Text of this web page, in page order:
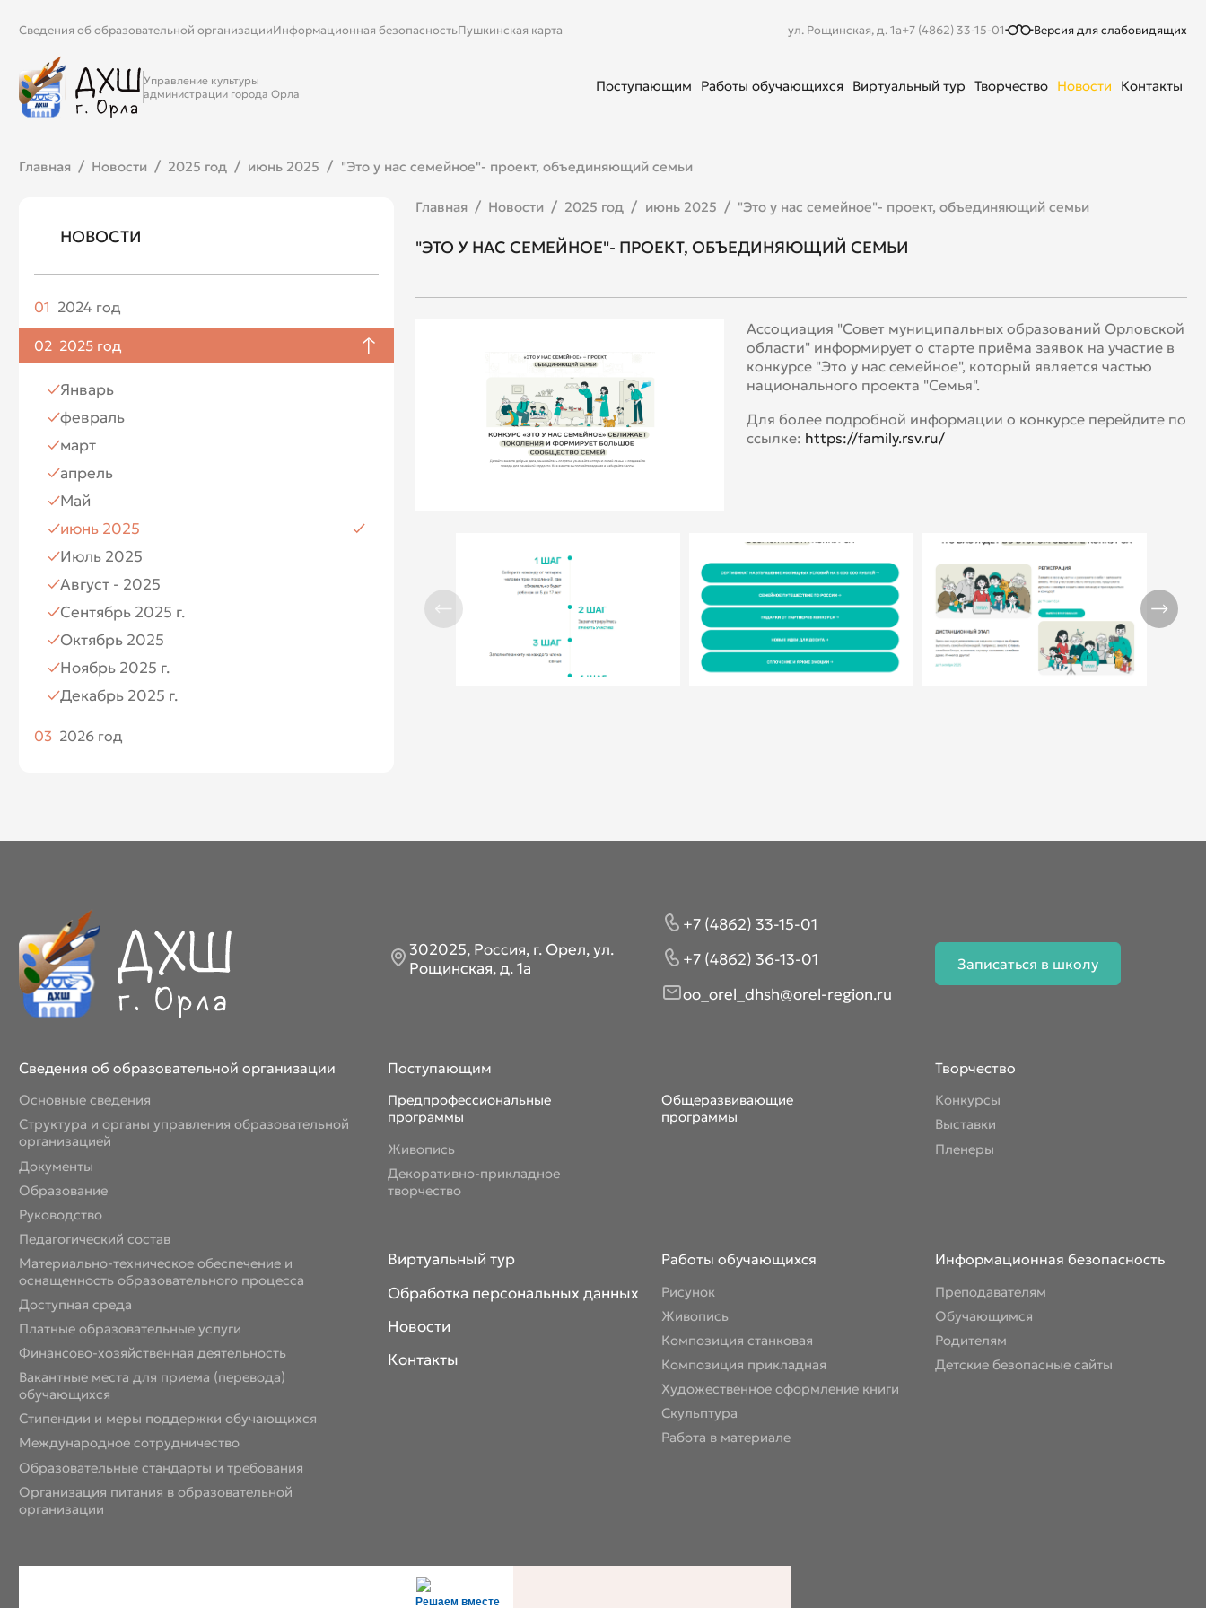
Сведения об образовательной организацииИнформационная безопасностьПушкинская карта ул. Рощинская, д. 1а+7 (4862) 33-15-01 Версия для слабовидящих
Управление культуры
администрации города Орла
Поступающим Работы обучающихся Виртуальный тур Творчество Новости Контакты
Главная Новости 2025 год июнь 2025 "Это у нас семейное"- проект, объединяющий семьи
НОВОСТИ
01 2024 год
Апрель
Май
Июнь
Июль
Август
Ноябрь
Декабрь
02 2025 год
Январь
февраль
март
апрель
Май
июнь 2025
Июль 2025
Август - 2025
Сентябрь 2025 г.
Октябрь 2025
Ноябрь 2025 г.
Декабрь 2025 г.
03 2026 год
Июнь 2026
Июль 2026
Главная Новости 2025 год июнь 2025 "Это у нас семейное"- проект, объединяющий семьи
"ЭТО У НАС СЕМЕЙНОЕ"- ПРОЕКТ, ОБЪЕДИНЯЮЩИЙ СЕМЬИ
Ассоциация "Совет муниципальных образований Орловской
области" информирует о старте приёма заявок на участие в
конкурсе "Это у нас семейное", который является частью
национального проекта "Семья".
Для более подробной информации о конкурсе перейдите по
ссылке: https://family.rsv.ru/
302025, Россия, г. Орел, ул.
Рощинская, д. 1а
+7 (4862) 33-15-01
+7 (4862) 36-13-01
oo_orel_dhsh@orel-region.ru
Записаться в школу
Сведения об образовательной организации
Основные сведения
Структура и органы управления образовательной
организацией
Документы
Образование
Руководство
Педагогический состав
Материально-техническое обеспечение и
оснащенность образовательного процесса
Доступная среда
Платные образовательные услуги
Финансово-хозяйственная деятельность
Вакантные места для приема (перевода)
обучающихся
Стипендии и меры поддержки обучающихся
Международное сотрудничество
Образовательные стандарты и требования
Организация питания в образовательной
организации
Поступающим
Предпрофессиональные
программы
Живопись
Декоративно-прикладное
творчество
Общеразвивающие
программы
Творчество
Конкурсы
Выставки
Пленеры
Виртуальный тур
Обработка персональных данных
Новости
Контакты
Работы обучающихся
Рисунок
Живопись
Композиция станковая
Композиция прикладная
Художественное оформление книги
Скульптура
Работа в материале
Информационная безопасность
Преподавателям
Обучающимся
Родителям
Детские безопасные сайты
Решаем вместе